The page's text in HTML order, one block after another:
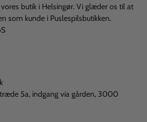
butik i Helsingør. Vi glæder os til at
som kunde i Puslespilsbutikken.
5a, indgang via gården, 3000